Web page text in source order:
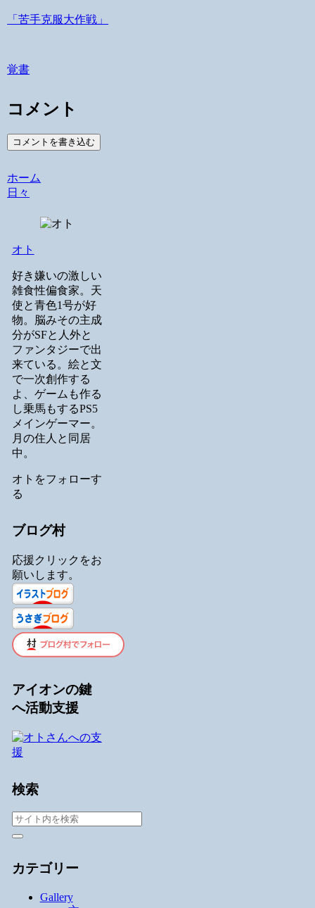
「苦手克服大作戦」
覚書
コメント
コメントを書き込む
ホーム
日々
オト
好き嫌いの激しい
雑食性偏食家。天
使と青色1号が好
物。脳みその主成
分がSFと人外と
ファンタジーで出
来ている。絵と文
で一次創作する
よ、ゲームも作る
し乗馬もするPS5
メインゲーマー。
月の住人と同居
中。
オトをフォローす
る
ブログ村
応援クリックをお
願いします。
アイオンの鍵
へ活動支援
検索
カテゴリー
Gallery